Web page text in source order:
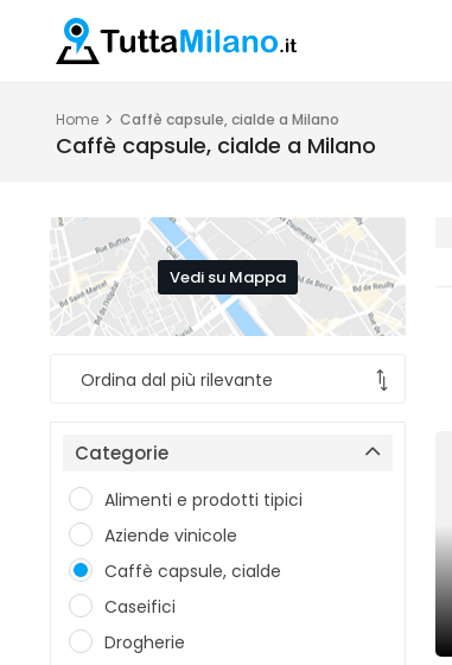
Home Caffè capsule, cialde a Milano
Caffè capsule, cialde a Milano
Vedi su Mappa
Categorie
Alimenti e prodotti tipici
Aziende vinicole
Caffè capsule, cialde
Caseifici
Drogherie